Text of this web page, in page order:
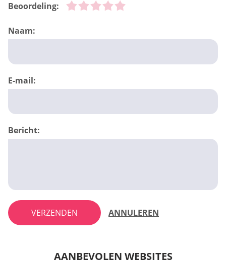
Beoordeling:
Naam:
E-mail:
Bericht:
VERZENDEN ANNULEREN
AANBEVOLEN WEBSITES